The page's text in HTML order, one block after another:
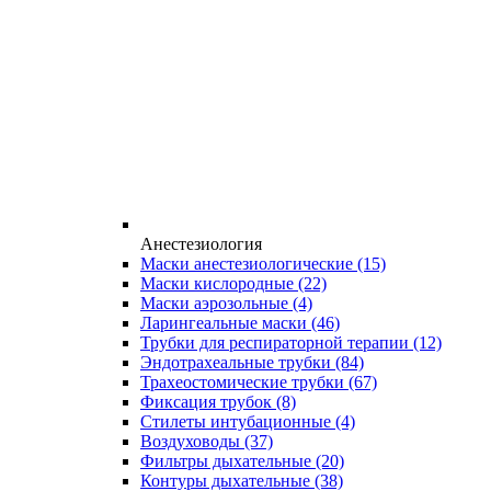
Анестезиология
Маски анестезиологические (15)
Маски кислородные (22)
Маски аэрозольные (4)
Ларингеальные маски (46)
Трубки для респираторной терапии (12)
Эндотрахеальные трубки (84)
Трахеостомические трубки (67)
Фиксация трубок (8)
Стилеты интубационные (4)
Воздуховоды (37)
Фильтры дыхательные (20)
Контуры дыхательные (38)